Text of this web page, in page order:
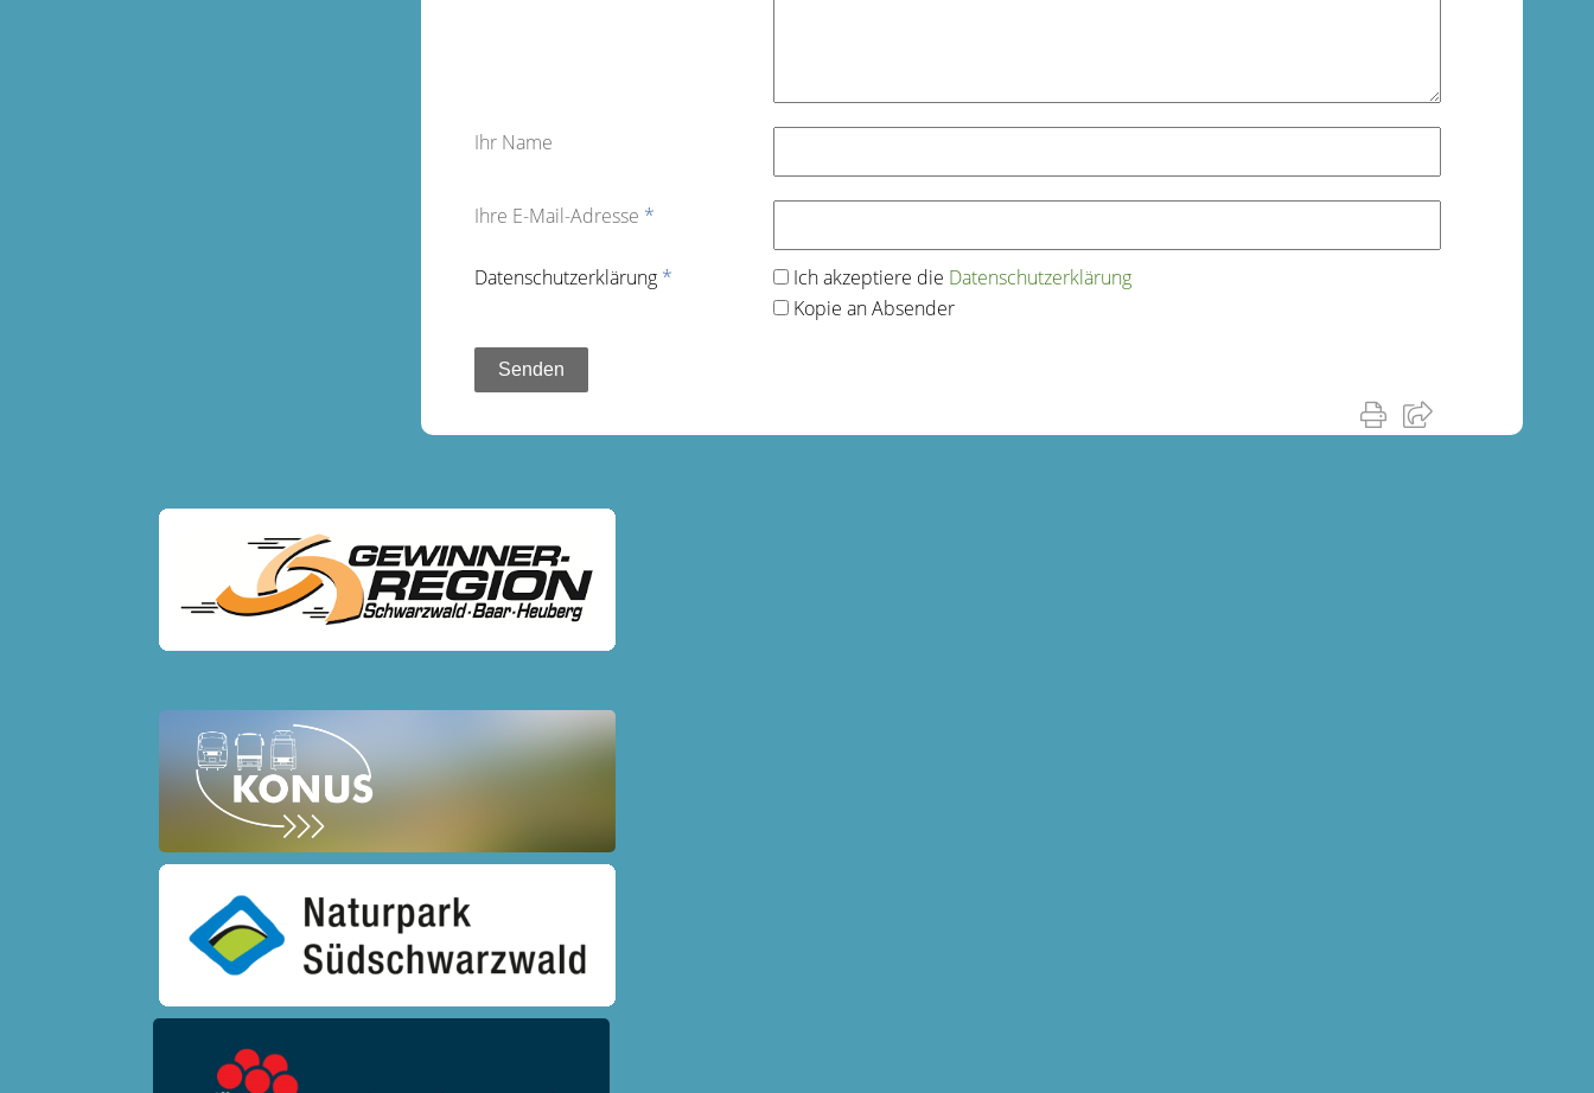
Ihr Name
Ihre E-Mail-Adresse *
Datenschutz­erklärung * Ich akzeptiere die Datenschutz­erklärung
Kopie an Absender